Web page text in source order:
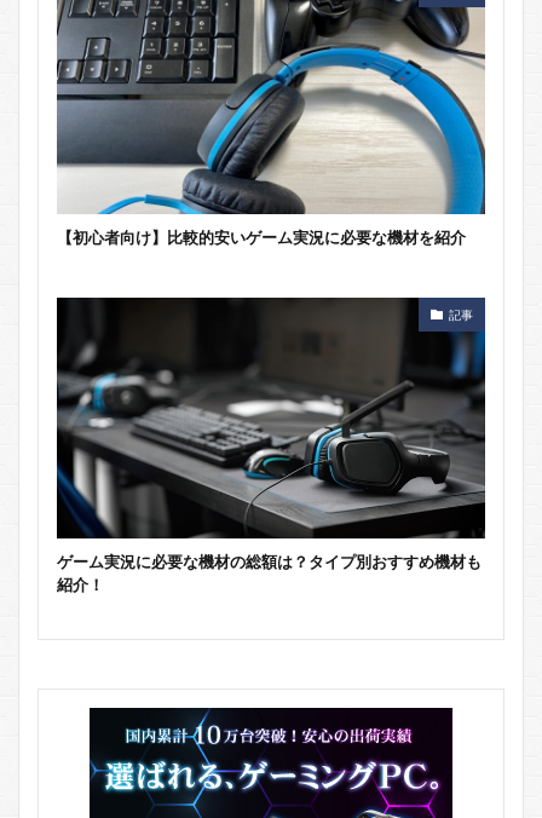
【初心者向け】比較的安いゲーム実況に必要な機材を紹介
記事
ゲーム実況に必要な機材の総額は？タイプ別おすすめ機材も
紹介！